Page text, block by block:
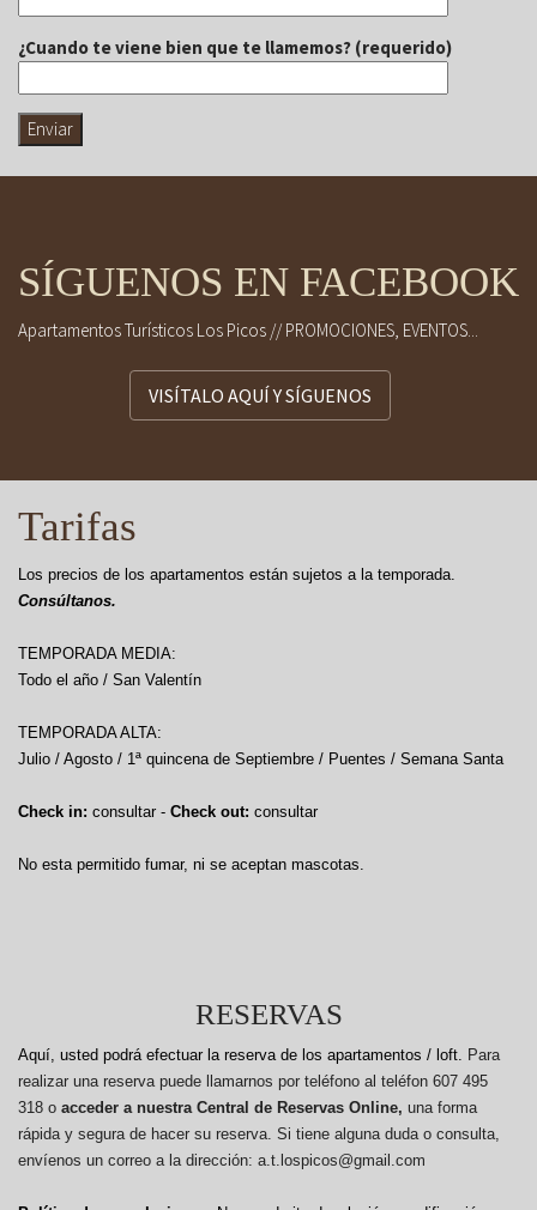
¿Cuando te viene bien que te llamemos? (requerido)
SÍGUENOS EN FACEBOOK
Apartamentos Turísticos Los Picos // PROMOCIONES, EVENTOS...
VISÍTALO AQUÍ Y SÍGUENOS
Tarifas
Los precios de los apartamentos están sujetos a la temporada.
Consúltanos.
TEMPORADA MEDIA:
Todo el año / San Valentín
TEMPORADA ALTA:
Julio / Agosto / 1ª quincena de Septiembre / Puentes / Semana Santa
Check in: consultar - Check out: consultar
No esta permitido fumar, ni se aceptan mascotas.
RESERVAS
Aquí, usted podrá efectuar la reserva de los apartamentos / loft. Para
realizar una reserva puede llamarnos por teléfono al teléfon 607 495
318 o acceder a nuestra Central de Reservas Online, una forma
rápida y segura de hacer su reserva. Si tiene alguna duda o consulta,
envíenos un correo a la dirección: a.t.lospicos@gmail.com